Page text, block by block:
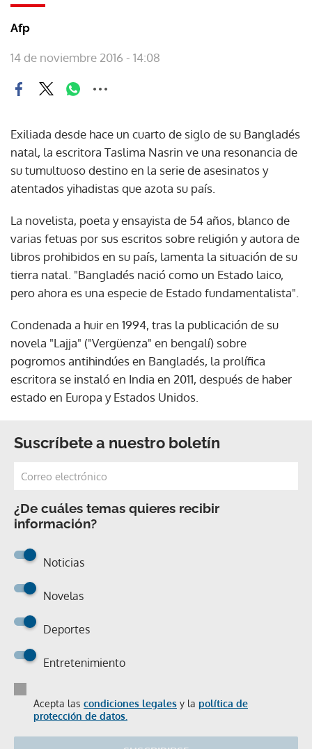
Afp
14 de noviembre 2016 - 14:08
Exiliada desde hace un cuarto de siglo de su Bangladés
natal, la escritora Taslima Nasrin ve una resonancia de
su tumultuoso destino en la serie de asesinatos y
atentados yihadistas que azota su país.
La novelista, poeta y ensayista de 54 años, blanco de
varias fetuas por sus escritos sobre religión y autora de
libros prohibidos en su país, lamenta la situación de su
tierra natal. "Bangladés nació como un Estado laico,
pero ahora es una especie de Estado fundamentalista".
Condenada a huir en 1994, tras la publicación de su
novela "Lajja" ("Vergüenza" en bengalí) sobre
pogromos antihindúes en Bangladés, la prolífica
escritora se instaló en India en 2011, después de haber
estado en Europa y Estados Unidos.
Suscríbete a nuestro boletín
¿De cuáles temas quieres recibir
información?
Noticias
Novelas
Deportes
Entretenimiento
Acepta las condiciones legales y la política de
protección de datos.